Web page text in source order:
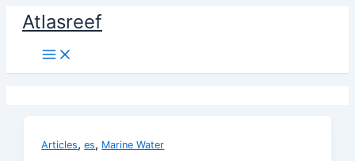
contenido
Atlasreef
Articles,es, Marine Water